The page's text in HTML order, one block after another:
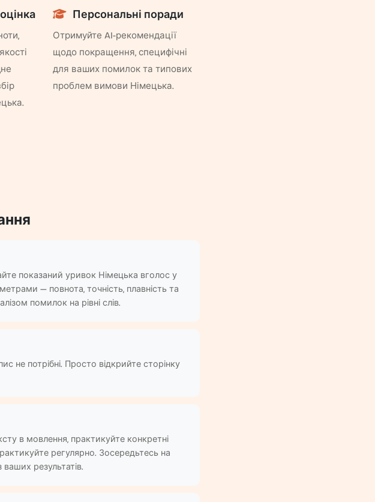
Персональні поради
Отримуйте AI-рекомендації
щодо покращення, специфічні
для ваших помилок та типових
проблем вимови Німецька.
показаний уривок Німецька вголос у
— повнота, точність, плавність та
помилок на рівні слів.
не потрібні. Просто відкрийте сторінку
в мовлення, практикуйте конкретні
регулярно. Зосередьтесь на
результатів.